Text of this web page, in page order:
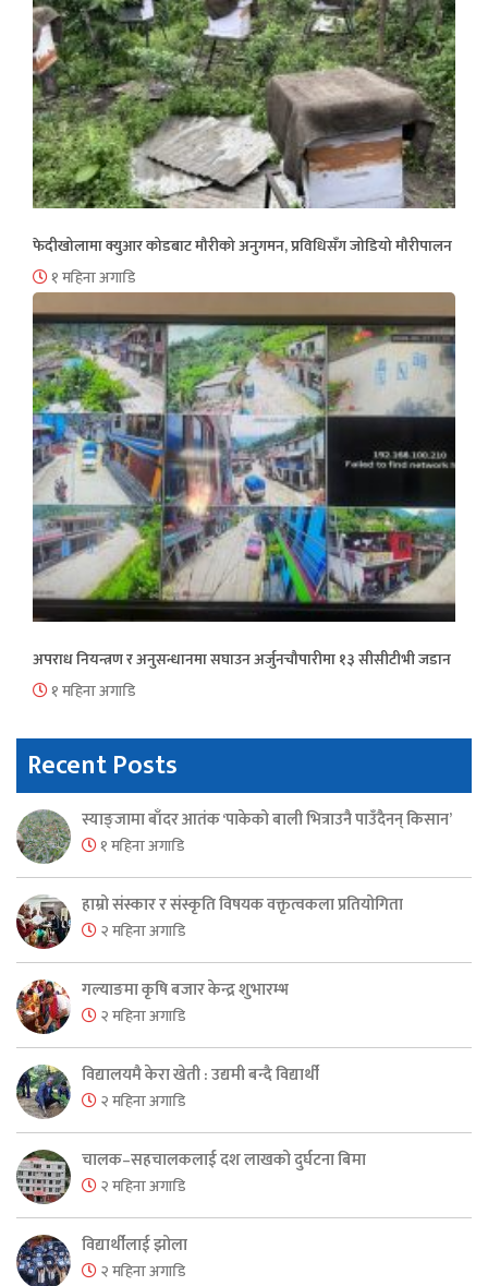
फेदीखोलामा क्युआर कोडबाट मौरीको अनुगमन, प्रविधिसँग जोडियो मौरीपालन
१ महिना अगाडि
अपराध नियन्त्रण र अनुसन्धानमा सघाउन अर्जुनचौपारीमा १३ सीसीटीभी जडान
१ महिना अगाडि
Recent Posts
स्याङ्जामा बाँदर आतंक ‘पाकेको बाली भित्राउनै पाउँदैनन् किसान’
१ महिना अगाडि
हाम्रो संस्कार र संस्कृति विषयक वक्तृत्वकला प्रतियोगिता
२ महिना अगाडि
गल्याङमा कृषि बजार केन्द्र शुभारम्भ
२ महिना अगाडि
विद्यालयमै केरा खेती : उद्यमी बन्दै विद्यार्थी
२ महिना अगाडि
चालक–सहचालकलाई दश लाखको दुर्घटना बिमा
२ महिना अगाडि
विद्यार्थीलाई झोला
२ महिना अगाडि